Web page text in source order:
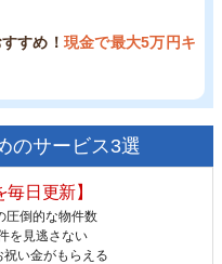
すめ！ 現金で最大5万円キ
のサービス3選
毎日更新】
圧倒的な物件数
を見逃さない
祝い金がもらえる